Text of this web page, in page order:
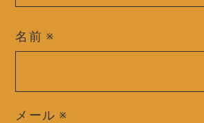
名前 ※
メール ※